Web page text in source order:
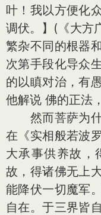
叶！我以方便化
调伏。】(《大方
繁杂不同的根器
次第手段化导众
的以瞋对治，有
他解说 佛的正法
然而菩萨为什
在《实相般若波
大承事供养故，
故，得诸佛无上
能降伏一切魔军
自在。于三界皆